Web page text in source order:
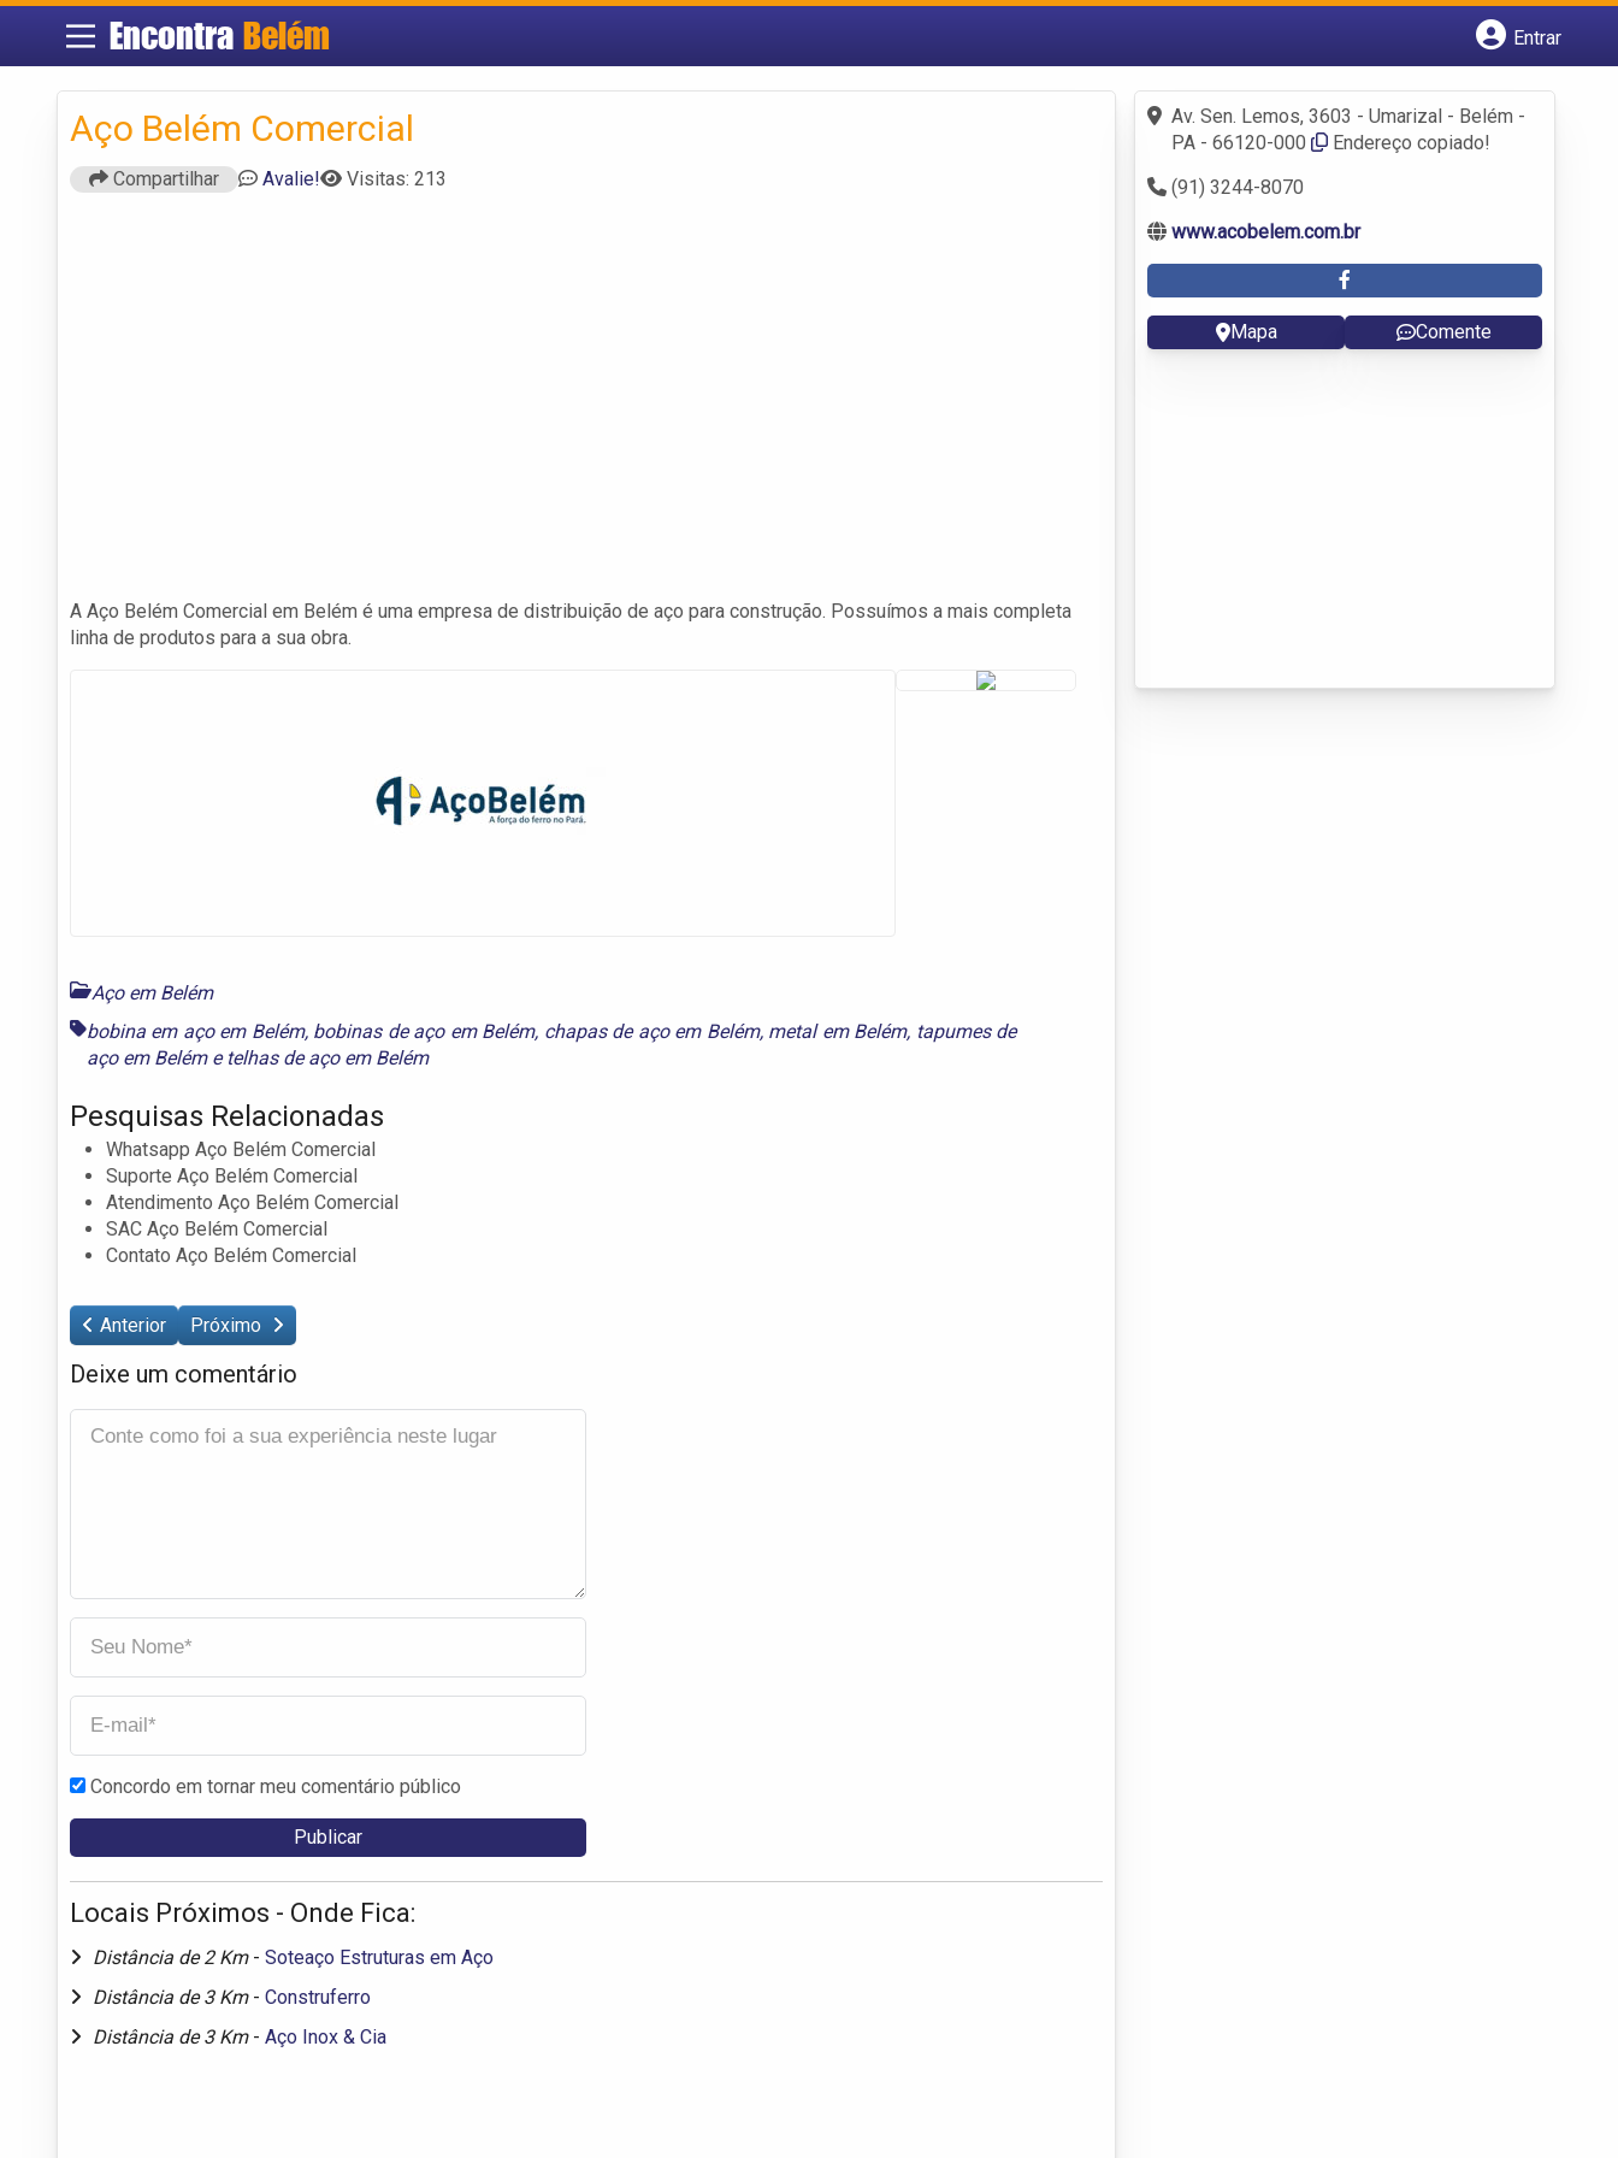
Encontra Belém
Entrar
Fazer login
Criar conta
Aço Belém Comercial
Compartilhar Avalie! Visitas: 213
A Aço Belém Comercial em Belém é uma empresa de distribuição de aço para construção. Possuímos a mais completa
linha de produtos para a sua obra.
Aço em Belém
bobina em aço em Belém, bobinas de aço em Belém, chapas de aço em Belém, metal em Belém, tapumes de
aço em Beléme telhas de aço em Belém
Pesquisas Relacionadas
Whatsapp Aço Belém Comercial
Suporte Aço Belém Comercial
Atendimento Aço Belém Comercial
SAC Aço Belém Comercial
Contato Aço Belém Comercial
Anterior Próximo
Deixe um comentário
Concordo em tornar meu comentário público
Locais Próximos - Onde Fica:
Distância de 2 Km - Soteaço Estruturas em Aço
Distância de 3 Km - Construferro
Distância de 3 Km - Aço Inox & Cia
Av. Sen. Lemos, 3603 - Umarizal - Belém -
PA - 66120-000
Endereço copiado!
(91) 3244-8070
www.acobelem.com.br
Mapa Comente